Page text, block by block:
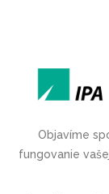
Objavíme
fungovanie